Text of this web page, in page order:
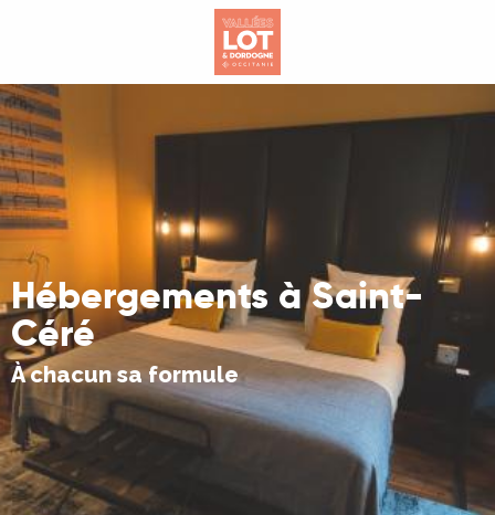
principal
Hébergements à Saint-
Céré
À chacun sa formule